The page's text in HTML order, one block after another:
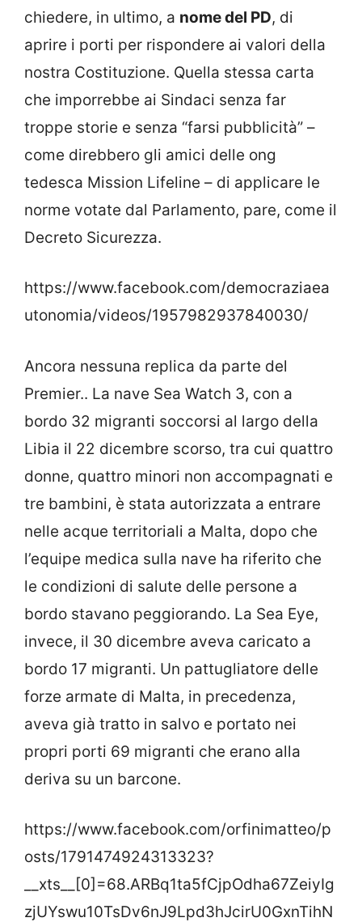
chiedere, in ultimo, a nome del PD, di
aprire i porti per rispondere ai valori della
nostra Costituzione. Quella stessa carta
che imporrebbe ai Sindaci senza far
troppe storie e senza “farsi pubblicità” –
come direbbero gli amici delle ong
tedesca Mission Lifeline – di applicare le
norme votate dal Parlamento, pare, come il
Decreto Sicurezza.
https://www.facebook.com/democraziaea
utonomia/videos/1957982937840030/
Ancora nessuna replica da parte del
Premier.. La nave Sea Watch 3, con a
bordo 32 migranti soccorsi al largo della
Libia il 22 dicembre scorso, tra cui quattro
donne, quattro minori non accompagnati e
tre bambini, è stata autorizzata a entrare
nelle acque territoriali a Malta, dopo che
l’equipe medica sulla nave ha riferito che
le condizioni di salute delle persone a
bordo stavano peggiorando. La Sea Eye,
invece, il 30 dicembre aveva caricato a
bordo 17 migranti. Un pattugliatore delle
forze armate di Malta, in precedenza,
aveva già tratto in salvo e portato nei
propri porti 69 migranti che erano alla
deriva su un barcone.
https://www.facebook.com/orfinimatteo/p
osts/1791474924313323?
__xts__[0]=68.ARBq1ta5fCjpOdha67ZeiyIg
zjUYswu10TsDv6nJ9Lpd3hJcirU0GxnTihN